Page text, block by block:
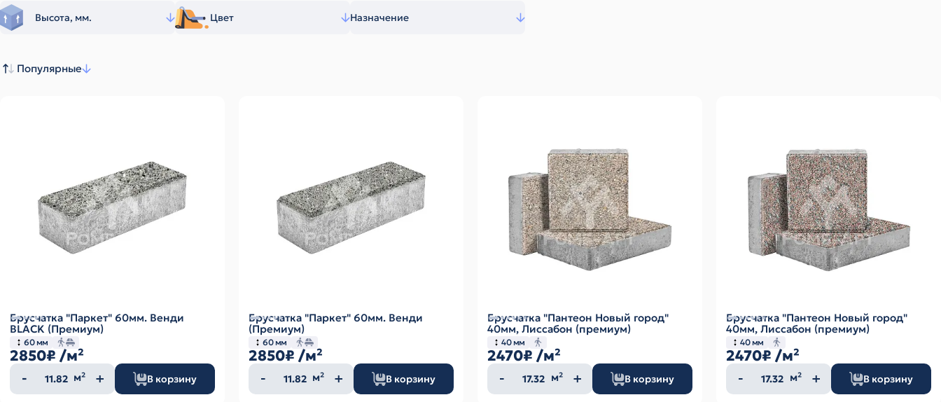
Высота, мм. Цвет Назначение
Популярные
Брусчатка "Паркет" 60мм. Венди
BLACK (Премиум)
60 мм
2850₽ /м²
Количество
товара
м² В корзину
Брусчатка "Паркет" 60мм. Венди
(Премиум)
60 мм
2850₽ /м²
Количество
товара
м² В корзину
Брусчатка "Пантеон Новый город"
40мм, Лиссабон (премиум)
40 мм
2470₽ /м²
Количество
товара
м² В корзину
Брусчатка "Пантеон Новый город"
40мм, Лиссабон (премиум)
40 мм
2470₽ /м²
Количество
товара
м² В корзину